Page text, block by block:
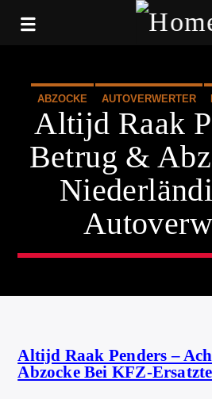
ABZOCKE AUTOVERWERTER
Altijd Raak
Betrug &
Altijd Raak Penders –
Abzocke Bei KFZ-